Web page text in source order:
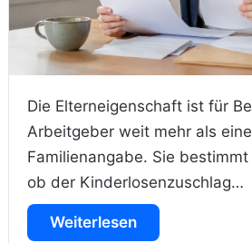
Die Elterneigenschaft ist für
Arbeitgeber weit mehr als
Familienangabe. Sie
ob der Kinderlosenzuschlag…
Weiterlesen